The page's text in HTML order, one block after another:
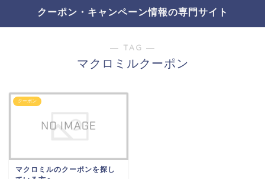
クーポン・キャンペーン情報の専門サイト
― TAG ―
マクロミルクーポン
クーポン
マクロミルのクーポンを探し